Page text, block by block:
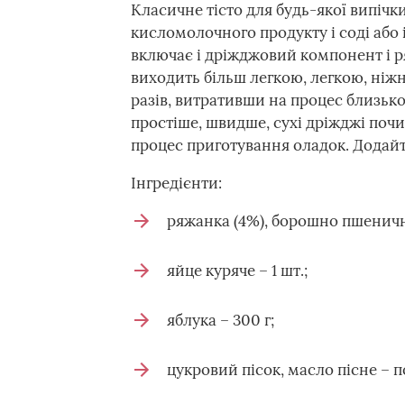
Класичне тісто для будь-якої
кисломолочного продукту і соді
включає і дріжджовий компонент і
виходить більш легкою, легкою,
разів, витративши на процес
простіше, швидше, сухі дріжджі
процес приготування оладок.
Інгредієнти:
ряжанка (4%), борошно
яйце куряче – 1 шт.;
яблука – 300 г;
цукровий пісок, масло пісне –